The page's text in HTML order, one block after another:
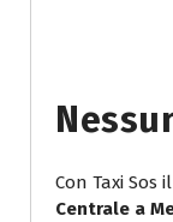
Con Taxi Sos il
Centrale a